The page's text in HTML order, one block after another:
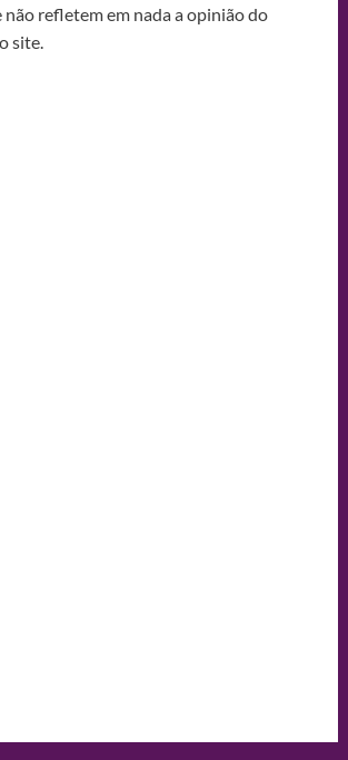
não refletem em nada a opinião do
site.